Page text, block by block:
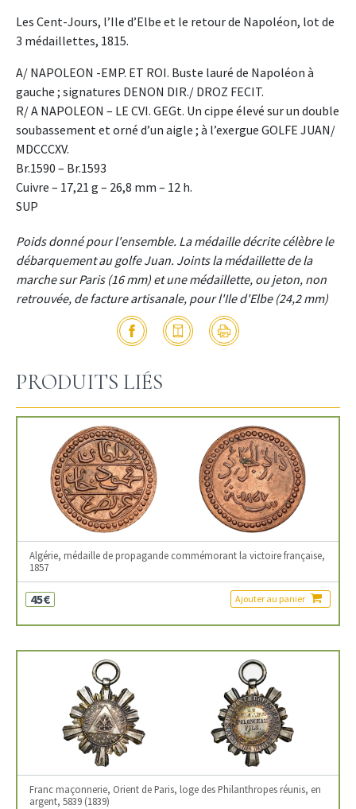
Les Cent-Jours, l’Ile d’Elbe et le retour de Napoléon, lot de
3 médaillettes, 1815.
A/ NAPOLEON -EMP. ET ROI. Buste lauré de Napoléon à
gauche ; signatures DENON DIR./ DROZ FECIT.
R/ A NAPOLEON – LE CVI. GEGt. Un cippe élevé sur un double
soubassement et orné d’un aigle ; à l’exergue GOLFE JUAN/
MDCCCXV.
Br.1590 – Br.1593
Cuivre – 17,21 g – 26,8 mm – 12 h.
SUP
Poids donné pour l'ensemble. La médaille décrite célèbre le
débarquement au golfe Juan. Joints la médaillette de la
marche sur Paris (16 mm) et une médaillette, ou jeton, non
retrouvée, de facture artisanale, pour l'Ile d'Elbe (24,2 mm)
PRODUITS LIÉS
Algérie, médaille de propagande commémorant la victoire française,
1857
45€ Ajouter au panier
Franc maçonnerie, Orient de Paris, loge des Philanthropes réunis, en
argent, 5839 (1839)